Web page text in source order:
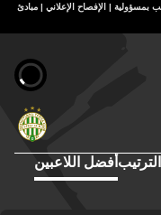
| الإفصاح الإعلاني | مبادئ
الترتيب أفضل اللاعبين